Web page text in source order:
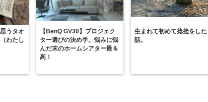
うタオ
わたし
【BenQ GV30】プロジェク
ター選びの決め手。悩みに悩
んだ末のホームシアター最＆
高！
生まれて初めて捻挫をした
話。